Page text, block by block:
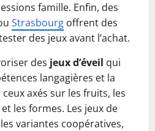
famille. Enfin, des
Strasbourg offrent des
des jeux avant l’achat.
des jeux d’éveil qui
langagières et la
axés sur les fruits, les
les formes. Les jeux de
variantes coopératives,